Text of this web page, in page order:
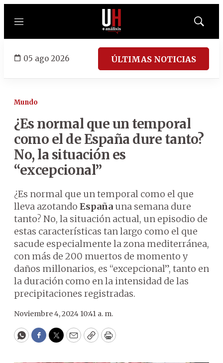
Menú
Mostrar
05 ago 2026 ÚLTIMAS NOTICIAS
Mundo
¿Es normal que un temporal
como el de España dure tanto?
No, la situación es
“excepcional”
¿Es normal que un temporal como el que
lleva azotando España una semana dure
tanto? No, la situación actual, un episodio de
estas características tan largo como el que
sacude especialmente la zona mediterránea,
con más de 200 muertos de momento y
daños millonarios, es “excepcional”, tanto en
la duración como en la intensidad de las
precipitaciones registradas.
Noviembre 4, 2024 10:41 a. m.
WhatsApp
Facebook
Twitter
EmailCopyPrint